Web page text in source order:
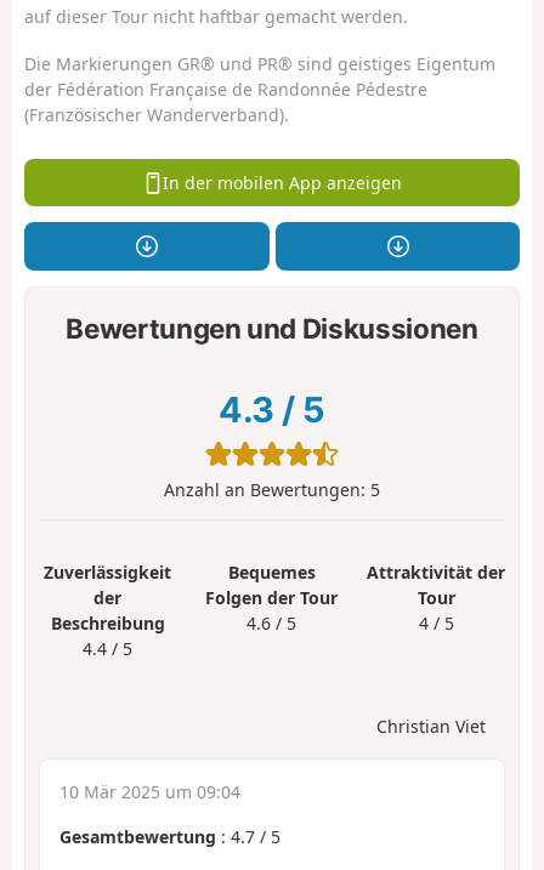
auf dieser Tour nicht haftbar gemacht werden.
Die Markierungen GR® und PR® sind geistiges Eigentum
der Fédération Française de Randonnée Pédestre
(Französischer Wanderverband).
In der mobilen App anzeigen
Bewertungen und Diskussionen
4.3 / 5
Anzahl an Bewertungen: 5
Zuverlässigkeit
der
Beschreibung
4.4 / 5
Bequemes
Folgen der Tour
4.6 / 5
Attraktivität der
Tour
4 / 5
Christian Viet
10 Mär 2025 um 09:04
Gesamtbewertung : 4.7 / 5